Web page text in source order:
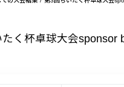
く杯卓球大会sponsor